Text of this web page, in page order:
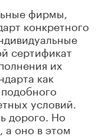
фирмы,
конкретного
сертификат
их
как
условий.
дорого. Но
а оно в этом